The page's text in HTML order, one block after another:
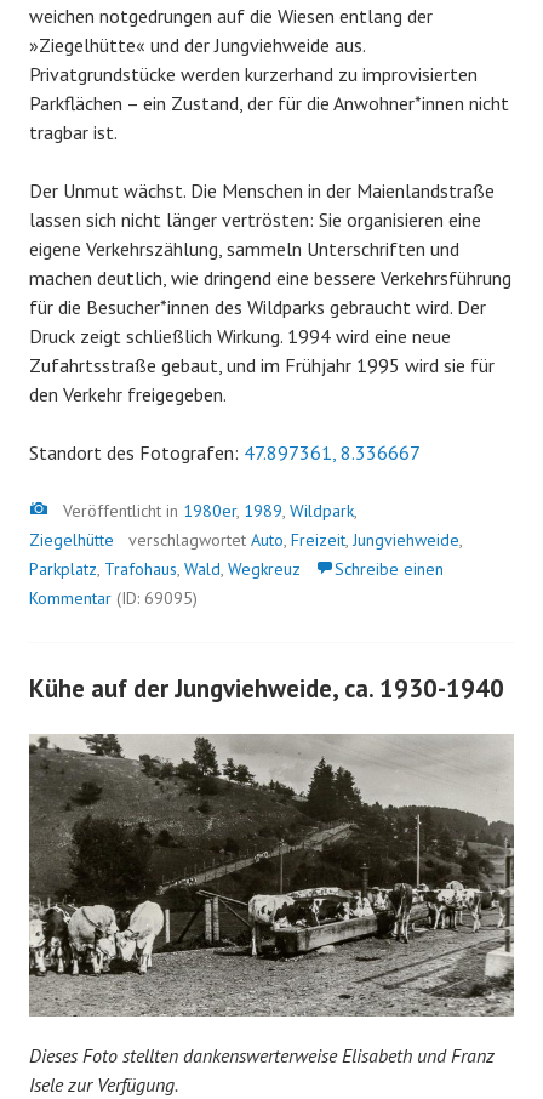
weichen notgedrungen auf die Wiesen entlang der
»Ziegelhütte« und der Jungviehweide aus.
Privatgrundstücke werden kurzerhand zu improvisierten
Parkflächen – ein Zustand, der für die Anwohner*innen nicht
tragbar ist.
Der Unmut wächst. Die Menschen in der Maienlandstraße
lassen sich nicht länger vertrösten: Sie organisieren eine
eigene Verkehrszählung, sammeln Unterschriften und
machen deutlich, wie dringend eine bessere Verkehrsführung
für die Besucher*innen des Wildparks gebraucht wird. Der
Druck zeigt schließlich Wirkung. 1994 wird eine neue
Zufahrtsstraße gebaut, und im Frühjahr 1995 wird sie für
den Verkehr freigegeben.
Standort des Fotografen: 47.897361, 8.336667
Bild
Veröffentlicht in 1980er, 1989, Wildpark,
Ziegelhütte
verschlagwortet Auto, Freizeit,Jungviehweide,
Parkplatz, Trafohaus, Wald, Wegkreuz
Schreibe einen
Kommentar (ID: 69095)
Kühe auf der Jungviehweide, ca. 1930-1940
Dieses Foto stellten dankenswerterweise Elisabeth und Franz
Isele zur Verfügung.